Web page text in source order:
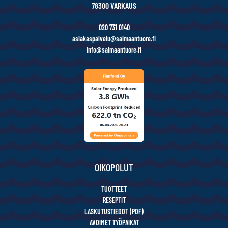
78300 VARKAUS
020 731 0140
asiakaspalvelu@saimaantuore.fi
info@saimaantuore.fi
OIKOPOLUT
TUOTTEET
RESEPTIT
LASKUTUSTIEDOT (PDF)
AVOIMET TYÖPAIKAT